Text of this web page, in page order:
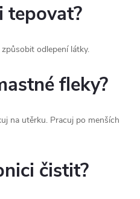
tepovat?
odlepení látky.
fleky?
na utěrku. Pracuj po menších
čistit?